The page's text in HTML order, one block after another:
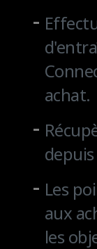
achat.
Les
aux
les